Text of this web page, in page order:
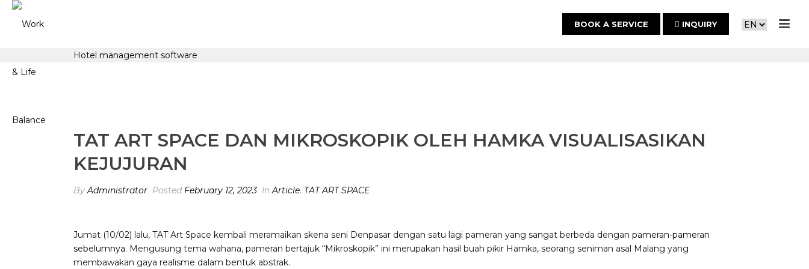
BOOK A SERVICE INQUIRY
Hotel management software
TAT ART SPACE DAN MIKROSKOPIK OLEH HAMKA VISUALISASIKAN
KEJUJURAN
ByAdministrator Posted February 12, 2023 InArticle, TAT ART SPACE
Jumat (10/02) lalu, TAT Art Space kembali meramaikan skena seni Denpasar dengan satu lagi pameran yang sangat berbeda dengan pameran-pameran
sebelumnya. Mengusung tema wahana, pameran bertajuk “Mikroskopik” ini merupakan hasil buah pikir Hamka, seorang seniman asal Malang yang
membawakan gaya realisme dalam bentuk abstrak.